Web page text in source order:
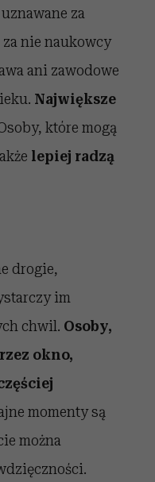
uznawane za
nie naukowcy
ani zawodowe
Największe
które mogą
lepiej radzą
drogie,
im
chwil. Osoby,
okno,
momenty są
można